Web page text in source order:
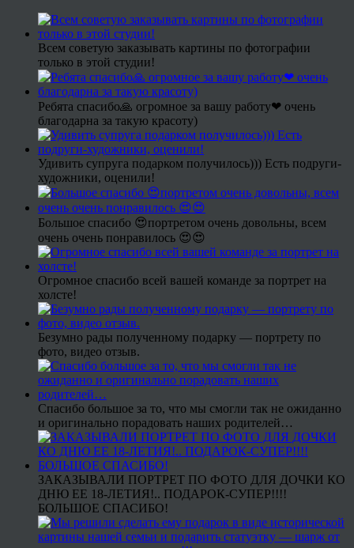
Всем советую заказывать картины по фотографии
только в этой студии!
Ребята спасибо🙏 огромное за вашу работу❤ очень
благодарна за такую красоту)
Удивить супруга подарком получилось))) Есть подруги-
художники, оценили!
Большое спасибо 😍портретом очень довольны, всем
очень очень понравилось 😍😍
Огромное спасибо всей вашей команде за портрет на
холсте!
Безумно рады полученному подарку — портрету по
фото, видео отзыв.
Спасибо большое за то, что мы смогли так не ожиданно
и оригинально порадовать наших родителей…
ЗАКАЗЫВАЛИ ПОРТРЕТ ПО ФОТО ДЛЯ ДОЧКИ КО
ДНЮ ЕЕ 18-ЛЕТИЯ!.. ПОДАРОК-СУПЕР!!!!
БОЛЬШОЕ СПАСИБО!